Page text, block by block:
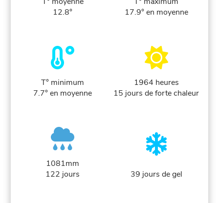
12.8°
17.9° en moyenne
T° minimum
7.7° en moyenne
1964 heures
15 jours de forte chaleur
1081mm
122 jours
39 jours de gel